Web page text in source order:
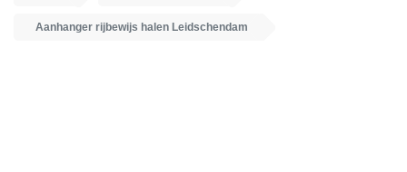
Aanhanger rijbewijs halen Leidschendam